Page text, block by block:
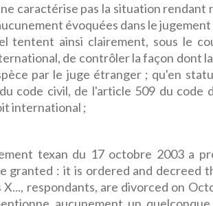
caractérise pas la situation rendant
évoquées dans le jugement
tentent ainsi clairement, sous le
de contrôler la façon dont
par le juge étranger ; qu'en
code civil, de l'article 509 du code
international ;
texan du 17 octobre 2003 a
granted : it is ordered and decreed
X..., respondants, are divorced on